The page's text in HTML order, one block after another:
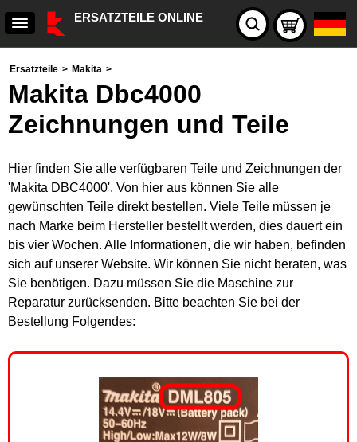
ERSATZTEILE ONLINE
Ersatzteile > Makita >
Makita Dbc4000
Zeichnungen und Teile
Hier finden Sie alle verfügbaren Teile und Zeichnungen der
'Makita DBC4000'. Von hier aus können Sie alle
gewünschten Teile direkt bestellen. Viele Teile müssen je
nach Marke beim Hersteller bestellt werden, dies dauert ein
bis vier Wochen. Alle Informationen, die wir haben, befinden
sich auf unserer Website. Wir können Sie nicht beraten, was
Sie benötigen. Dazu müssen Sie die Maschine zur
Reparatur zurücksenden. Bitte beachten Sie bei der
Bestellung Folgendes: